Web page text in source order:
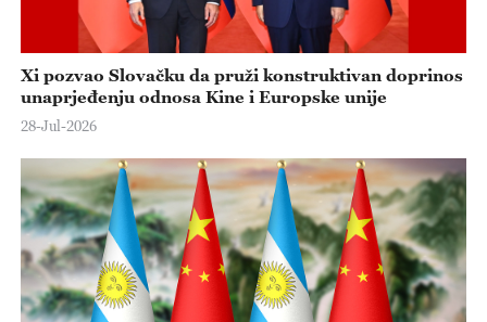
Xi pozvao Slovačku da pruži konstruktivan doprinos
unaprjeđenju odnosa Kine i Europske unije
28-Jul-2026